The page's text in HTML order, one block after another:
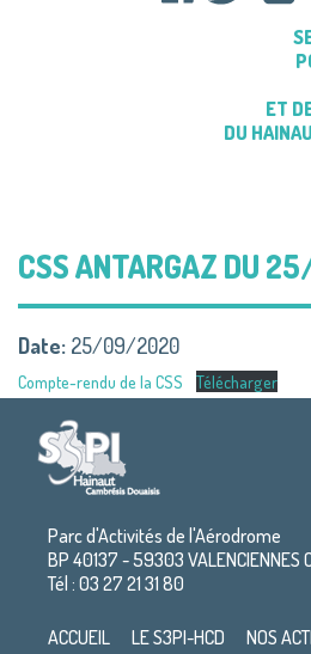
ET
DU
CSS ANTARGAZ DU
Date: 25/09/2020
Compte-rendu de la CSS Télécharger
Parc d'Activités de l'Aérodrome
BP 40137 - 59303 VALENCIENNES
Tél : 03 27 21 31 80
ACCUEIL LE S3PI-HCD NOS